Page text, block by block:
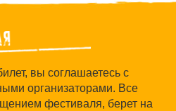
вы соглашаетесь с
организаторами. Все
фестиваля, берет на